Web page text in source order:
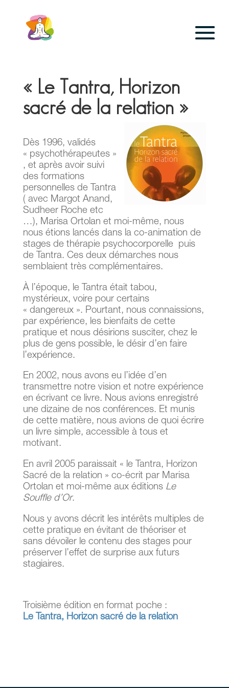
« Le Tantra, Horizon
sacré de la relation »
Dès 1996, validés
« psychothérapeutes »
, et après avoir suivi
des formations
personnelles de Tantra
( avec Margot Anand,
Sudheer Roche etc
…), Marisa Ortolan et moi-même, nous
nous étions lancés dans la co-animation de
stages de thérapie psychocorporelle puis
de Tantra. Ces deux démarches nous
semblaient très complémentaires.
À l’époque, le Tantra était tabou,
mystérieux, voire pour certains
« dangereux ». Pourtant, nous connaissions,
par expérience, les bienfaits de cette
pratique et nous désirions susciter, chez le
plus de gens possible, le désir d’en faire
l’expérience.
En 2002, nous avons eu l’idée d’en
transmettre notre vision et notre expérience
en écrivant ce livre. Nous avions enregistré
une dizaine de nos conférences. Et munis
de cette matière, nous avions de quoi écrire
un livre simple, accessible à tous et
motivant.
En avril 2005 paraissait « le Tantra, Horizon
Sacré de la relation » co-écrit par Marisa
Ortolan et moi-même aux éditionsLe
Souffle d’Or.
Nous y avons décrit les intérêts multiples de
cette pratique en évitant de théoriser et
sans dévoiler le contenu des stages pour
préserver l’effet de surprise aux futurs
stagiaires.
Troisième édition en format poche :
Le Tantra, Horizon sacré de la relation